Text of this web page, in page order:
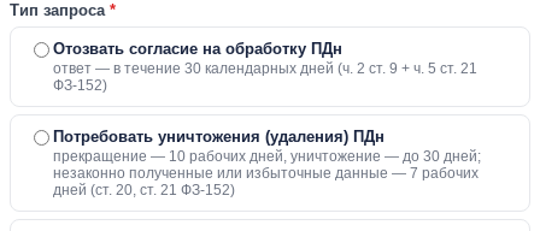
Тип запроса *
Отозвать согласие на обработку ПДн
ответ — в течение 30 календарных дней (ч. 2 ст. 9 + ч. 5 ст. 21
ФЗ-152)
Потребовать уничтожения (удаления) ПДн
прекращение — 10 рабочих дней, уничтожение — до 30 дней;
незаконно полученные или избыточные данные — 7 рабочих
дней (ст. 20, ст. 21 ФЗ-152)